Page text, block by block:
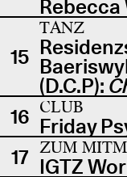
15
TANZ
(D.C.P):
16 CLUB
Friday
17 ZUM
IGTZ